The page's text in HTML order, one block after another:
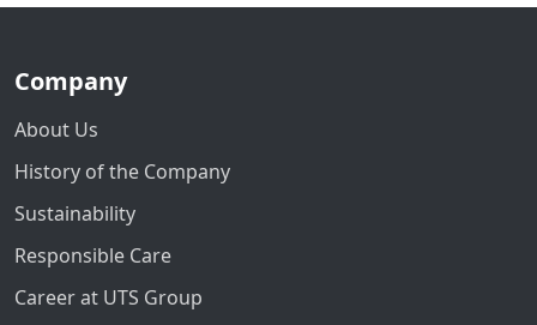
Company
About Us
History of the Company
Sustainability
Responsible Care
Career at UTS Group